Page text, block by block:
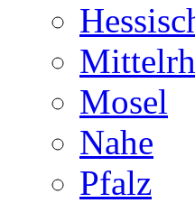
Mosel
Nahe
Pfalz